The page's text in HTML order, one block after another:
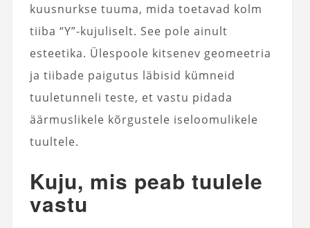
kuusnurkse tuuma, mida toetavad kolm
tiiba “Y”-kujuliselt. See pole ainult
esteetika. Ülespoole kitsenev geomeetria
ja tiibade paigutus läbisid kümneid
tuuletunneli teste, et vastu pidada
äärmuslikele kõrgustele iseloomulikele
tuultele.
Kuju, mis peab tuulele
vastu